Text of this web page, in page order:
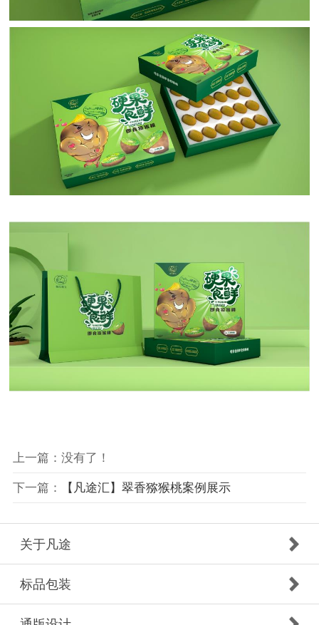
上一篇：没有了！
下一篇： 【凡途汇】翠香猕猴桃案例展示
关于凡途
标品包装